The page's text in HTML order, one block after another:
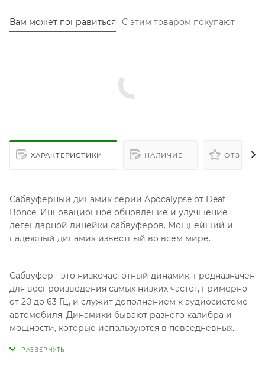
Вам может понравиться С этим товаром покупают
ХАРАКТЕРИСТИКИ НАЛИЧИЕ ОТЗЫВЫ
Сабвуферный динамик серии Apocalypse от Deaf
Bonce. Инновационное обновление и улучшение
легендарной линейки сабвуферов. Мощнейший и
надежный динамик известный во всем мире.
Сабвуфер - это низкочастотный динамик, предназначен
для воспроизведения самых низких частот, примерно
от 20 до 63 Гц, и служит дополнением к аудиосистеме
автомобиля. Динамики бывают разного калибра и
мощности, которые используются в повседневных
давлению - SPL.